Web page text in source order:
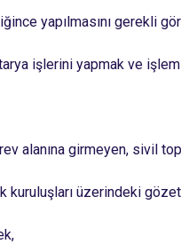
yapılmasını gerekli
işlerini yapmak ve
alanına girmeyen, sivil
kuruluşları üzerindeki